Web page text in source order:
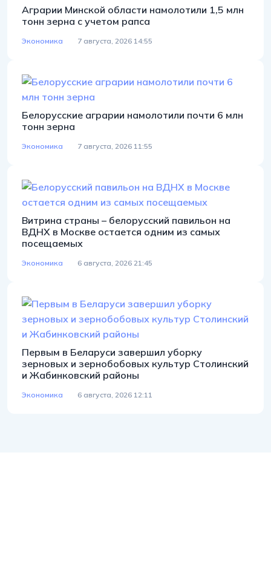
Аграрии Минской области намолотили 1,5 млн
тонн зерна с учетом рапса
Экономика 7 августа, 2026 14:55
Белорусские аграрии намолотили почти 6 млн
тонн зерна
Экономика 7 августа, 2026 11:55
Витрина страны – белорусский павильон на
ВДНХ в Москве остается одним из самых
посещаемых
Экономика 6 августа, 2026 21:45
Первым в Беларуси завершил уборку
зерновых и зернобобовых культур Столинский
и Жабинковский районы
Экономика 6 августа, 2026 12:11